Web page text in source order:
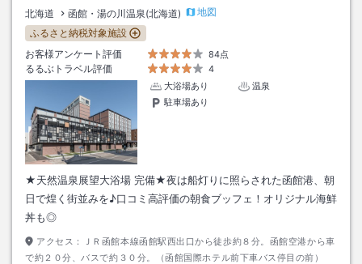
北海道 函館・湯の川温泉(北海道)
地図
ふるさと納税対象施設
お客様アンケート評価
84点
るるぶトラベル評価
4
大浴場あり
温泉
駐車場あり
★天然温泉展望大浴場 完備★夜は船灯りに照らされた函館港、朝
日で煌く街並みを♪口コミ高評価の朝食ブッフェ！オリジナル海鮮
丼も◎
アクセス：
ＪＲ函館本線函館駅西出口から徒歩約８分。函館空港から車
で約２０分、バスで約３０分。（函館国際ホテル前下車バス停目の前）